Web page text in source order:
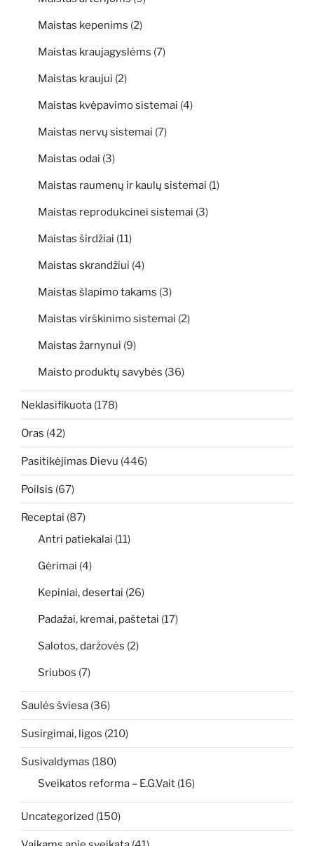
Maistas kepenims (2)
Maistas kraujagyslėms (7)
Maistas kraujui (2)
Maistas kvėpavimo sistemai (4)
Maistas nervų sistemai (7)
Maistas odai (3)
Maistas raumenų ir kaulų sistemai (1)
Maistas reprodukcinei sistemai (3)
Maistas širdžiai (11)
Maistas skrandžiui (4)
Maistas šlapimo takams (3)
Maistas virškinimo sistemai (2)
Maistas žarnynui (9)
Maisto produktų savybės (36)
Neklasifikuota (178)
Oras (42)
Pasitikėjimas Dievu (446)
Poilsis (67)
Receptai (87)
Antri patiekalai (11)
Gėrimai (4)
Kepiniai, desertai (26)
Padažai, kremai, paštetai (17)
Salotos, daržovės (2)
Sriubos (7)
Saulės šviesa (36)
Susirgimai, ligos (210)
Susivaldymas (180)
Sveikatos reforma – E.G.Vait (16)
Uncategorized (150)